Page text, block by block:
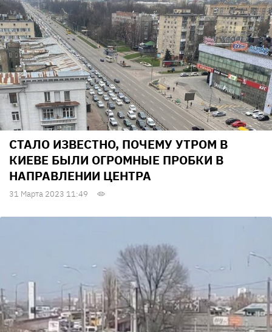
СТАЛО ИЗВЕСТНО, ПОЧЕМУ УТРОМ В
КИЕВЕ БЫЛИ ОГРОМНЫЕ ПРОБКИ В
НАПРАВЛЕНИИ ЦЕНТРА
31 Марта 2023 11:49